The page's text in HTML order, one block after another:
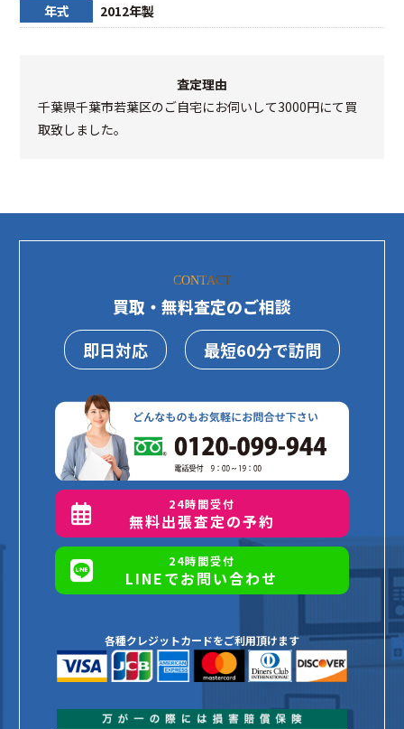
年式 2012年製
査定理由
千葉県千葉市若葉区のご自宅にお伺いして3000円にて買
取致しました。
CONTACT
買取・無料査定のご相談
即日対応
最短60分で訪問
24時間受付
無料出張査定の予約
24時間受付
LINEでお問い合わせ
各種クレジットカードをご利用頂けます